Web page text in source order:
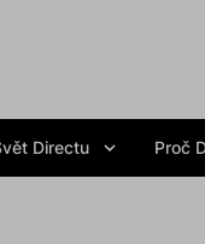
Directu Proč